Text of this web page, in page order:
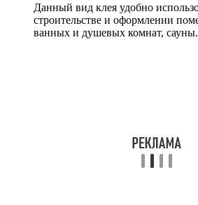
Данный вид клея удобно
строительстве и оформлении
ванных и душевых комнат, сауны.